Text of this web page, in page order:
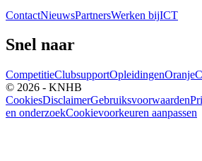
ContactNieuwsPartnersWerken bijICT
Snel naar
CompetitieClubsupportOpleidingenOranje
© 2026 - KNHB
CookiesDisclaimerGebruiksvoorwaarden
en onderzoekCookievoorkeuren aanpassen